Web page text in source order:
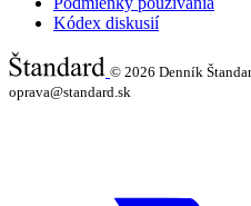
Kódex diskusií
© 2026 Denník
oprava@standard.sk